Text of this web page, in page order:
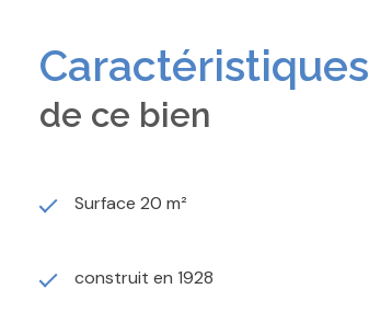
Caractéristiques
de ce bien
Surface 20 m²
construit en 1928